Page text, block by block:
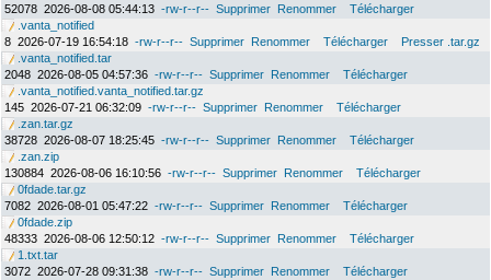
52078 2026-08-08 05:44:13 -rw-r--r-- Supprimer Renommer
Télécharger
.vanta_notified
8 2026-07-19 16:54:18 -rw-r--r-- Supprimer Renommer Télécharger
Presser .tar.gz
.vanta_notified.tar
2048 2026-08-05 04:57:36 -rw-r--r-- Supprimer Renommer
Télécharger
.vanta_notified.vanta_notified.tar.gz
145 2026-07-21 06:32:09 -rw-r--r-- Supprimer Renommer
Télécharger
.zan.tar.gz
38728 2026-08-07 18:25:45 -rw-r--r-- Supprimer Renommer
Télécharger
.zan.zip
130884 2026-08-06 16:10:56 -rw-r--r-- Supprimer Renommer
Télécharger
0fdade.tar.gz
7082 2026-08-01 05:47:22 -rw-r--r-- Supprimer Renommer
Télécharger
0fdade.zip
48333 2026-08-06 12:50:12 -rw-r--r-- Supprimer Renommer
Télécharger
1.txt.tar
3072 2026-07-28 09:31:38 -rw-r--r-- Supprimer Renommer
Télécharger